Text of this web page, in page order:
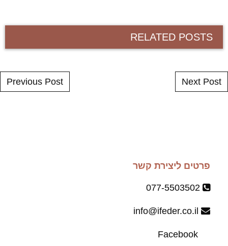
RELATED POSTS
Post navigation
Previous Post Next Post
פרטים ליצירת קשר
077-5503502
info@ifeder.co.il